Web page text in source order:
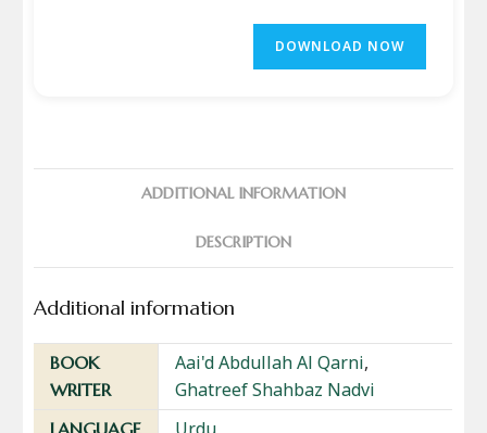
DOWNLOAD NOW
ADDITIONAL INFORMATION
DESCRIPTION
Additional information
BOOK
WRITER
Aai'd Abdullah Al Qarni,
Ghatreef Shahbaz Nadvi
LANGUAGE